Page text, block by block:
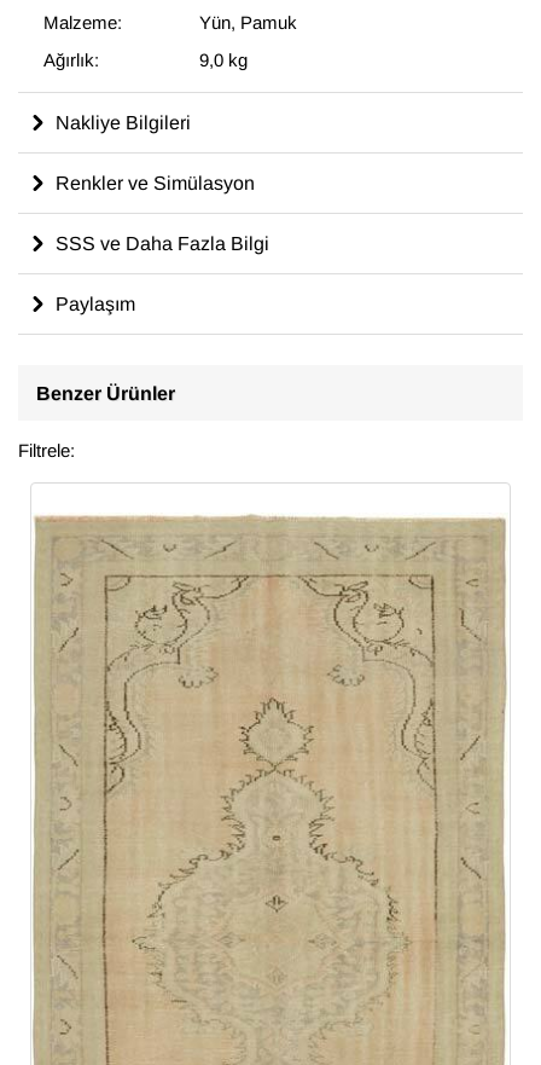
Malzeme:
Yün, Pamuk
Ağırlık:
9,0 kg
Nakliye Bilgileri
Renkler ve Simülasyon
SSS ve Daha Fazla Bilgi
Paylaşım
Benzer Ürünler
Filtrele: